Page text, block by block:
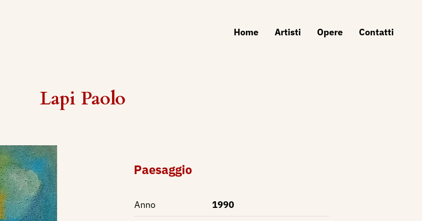
Home Artisti Opere Contatti
Lapi Paolo
Paesaggio
Anno
1990